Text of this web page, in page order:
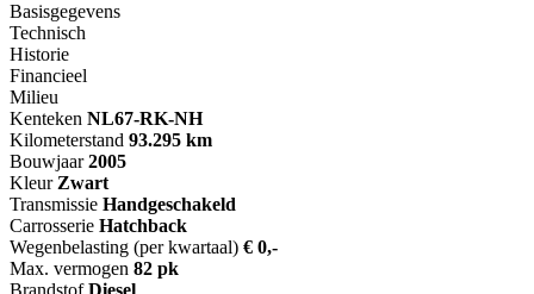
Basisgegevens
Technisch
Historie
Financieel
Milieu
Kenteken NL67-RK-NH
Kilometerstand 93.295 km
Bouwjaar 2005
Kleur Zwart
Transmissie Handgeschakeld
Carrosserie Hatchback
Wegenbelasting (per kwartaal) € 0,-
Max. vermogen 82 pk